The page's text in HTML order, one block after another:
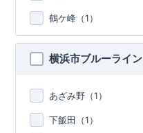
鶴ケ峰（1）
横浜市ブルーライン
あざみ野（1）
下飯田（1）